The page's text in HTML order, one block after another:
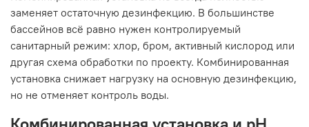
заменяет остаточную дезинфекцию. В большинстве
бассейнов всё равно нужен контролируемый
санитарный режим: хлор, бром, активный кислород или
другая схема обработки по проекту. Комбинированная
установка снижает нагрузку на основную дезинфекцию,
но не отменяет контроль воды.